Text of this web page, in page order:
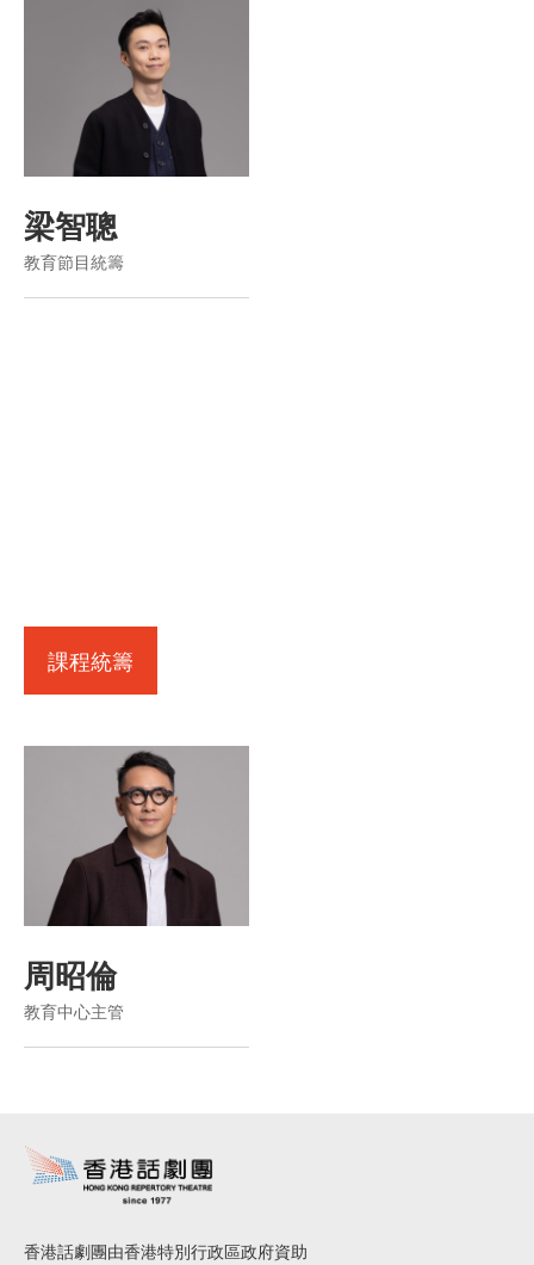
梁智聰
教育節目統籌
課程統籌
周昭倫
教育中心主管
香港話劇團由香港特別行政區政府資助